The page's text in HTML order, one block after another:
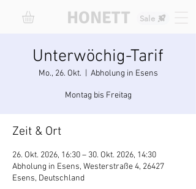
Sale
HONETT
Unterwöchig-Tarif
Mo., 26. Okt. Abholung in Esens
Montag bis Freitag
Zeit & Ort
26. Okt. 2026, 16:30 – 30. Okt. 2026, 14:30
Abholung in Esens, Westerstraße 4, 26427
Esens, Deutschland